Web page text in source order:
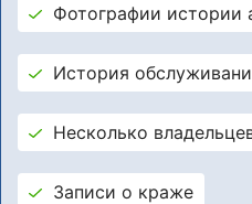
Фотографии истории
История
Несколько
Записи о краже